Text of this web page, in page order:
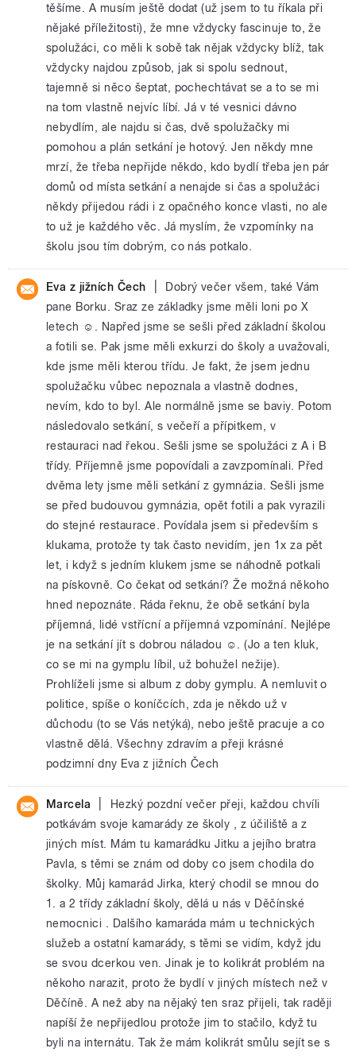
těšíme. A musím ještě dodat (už jsem to tu říkala při
nějaké příležitosti), že mne vždycky fascinuje to, že
spolužáci, co měli k sobě tak nějak vždycky blíž, tak
vždycky najdou způsob, jak si spolu sednout,
tajemně si něco šeptat, pochechtávat se a to se mi
na tom vlastně nejvíc líbí. Já v té vesnici dávno
nebydlím, ale najdu si čas, dvě spolužačky mi
pomohou a plán setkání je hotový. Jen někdy mne
mrzí, že třeba nepřijde někdo, kdo bydlí třeba jen pár
domů od místa setkání a nenajde si čas a spolužáci
někdy přijedou rádi i z opačného konce vlasti, no ale
to už je každého věc. Já myslím, že vzpomínky na
školu jsou tím dobrým, co nás potkalo.
Eva z jižních Čech
Dobrý večer všem, také Vám
pane Borku. Sraz ze základky jsme měli loni po X
letech ☺. Napřed jsme se sešli před základní školou
a fotili se. Pak jsme měli exkurzi do školy a uvažovali,
kde jsme měli kterou třídu. Je fakt, že jsem jednu
spolužačku vůbec nepoznala a vlastně dodnes,
nevím, kdo to byl. Ale normálně jsme se baviy. Potom
následovalo setkání, s večeří a přípitkem, v
restauraci nad řekou. Sešli jsme se spolužáci z A i B
třídy. Příjemně jsme popovídali a zavzpomínali. Před
dvěma lety jsme měli setkání z gymnázia. Sešli jsme
se před budouvou gymnázia, opět fotili a pak vyrazili
do stejné restaurace. Povídala jsem si především s
klukama, protože ty tak často nevidím, jen 1x za pět
let, i když s jedním klukem jsme se náhodně potkali
na pískovně. Co čekat od setkání? Že možná někoho
hned nepoznáte. Ráda řeknu, že obě setkání byla
příjemná, lidé vstřícní a příjemná vzpomínání. Nejlépe
je na setkání jít s dobrou náladou ☺. (Jo a ten kluk,
co se mi na gymplu líbil, už bohužel nežije).
Prohlíželi jsme si album z doby gymplu. A nemluvit o
politice, spíše o koníčcích, zda je někdo už v
důchodu (to se Vás netýká), nebo ještě pracuje a co
vlastně dělá. Všechny zdravím a přeji krásné
podzimní dny Eva z jižních Čech
Marcela
Hezký pozdní večer přeji, každou chvíli
potkávám svoje kamarády ze školy , z účiliště a z
jiných míst. Mám tu kamarádku Jitku a jejího bratra
Pavla, s těmi se znám od doby co jsem chodila do
školky. Můj kamarád Jirka, který chodil se mnou do
1. a 2 třídy základní školy, dělá u nás v Děčínské
nemocnici . Dalšího kamaráda mám u technických
služeb a ostatní kamarády, s těmi se vidím, když jdu
se svou dcerkou ven. Jinak je to kolikrát problém na
někoho narazit, proto že bydlí v jiných místech než v
Děčíně. A než aby na nějaký ten sraz přijeli, tak raději
napíší že nepřijedlou protože jim to stačilo, když tu
byli na internátu. Tak že mám kolikrát smůlu sejít se s